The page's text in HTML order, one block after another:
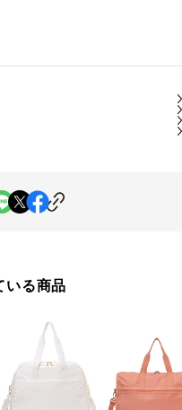
いる商品